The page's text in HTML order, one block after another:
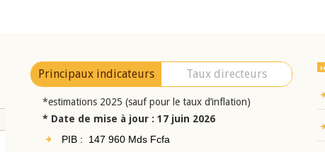
Principaux indicateurs Taux directeurs
*estimations 2025 (sauf pour le taux d’inflation)
* Date de mise à jour : 17 juin 2026
PIB : 147 960 Mds Fcfa